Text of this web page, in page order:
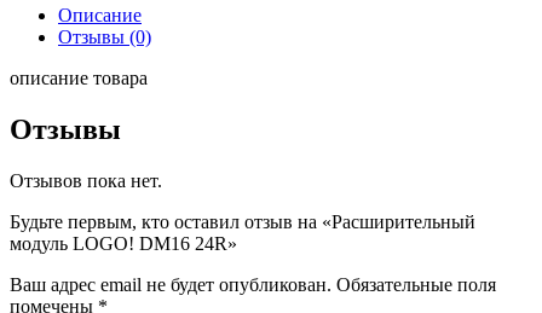
LOGO!
DM16
Описание
Отзывы (0)
описание товара
Отзывы
Отзывов пока нет.
Будьте первым, кто оставил отзыв на «Расширительный
модуль LOGO! DM16 24R»
Ваш адрес email не будет опубликован. Обязательные поля
помечены *